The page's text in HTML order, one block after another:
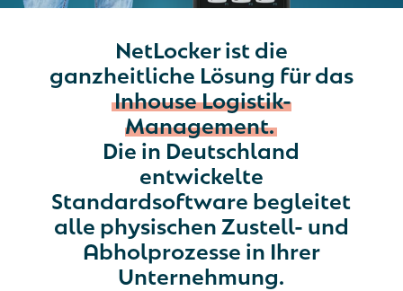
NetLocker ist die
ganzheitliche Lösung für das
Inhouse Logistik-
Management.
Die in Deutschland
entwickelte
Standardsoftware begleitet
alle physischen Zustell- und
Abholprozesse in Ihrer
Unternehmung.